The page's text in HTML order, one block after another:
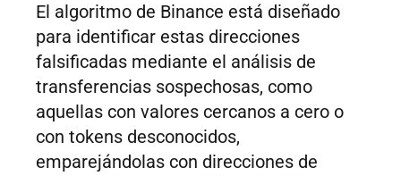
El algoritmo de Binance está diseñado
para identificar estas direcciones
falsificadas mediante el análisis de
transferencias sospechosas, como
aquellas con valores cercanos a cero o
con tokens desconocidos,
emparejándolas con direcciones de